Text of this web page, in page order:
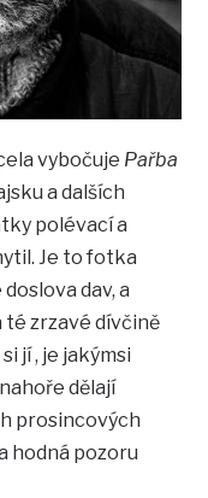
vybočuje Pařba
a dalších
polévací a
Je to fotka
dav, a
té zrzavé dívčině
jí , je jakýmsi
dělají
prosincových
hodná pozoru